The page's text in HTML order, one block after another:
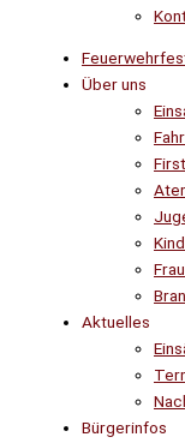
Über uns
Aktuelles
Bürgerinfos